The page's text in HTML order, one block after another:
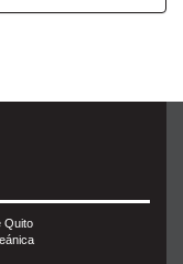
Quito